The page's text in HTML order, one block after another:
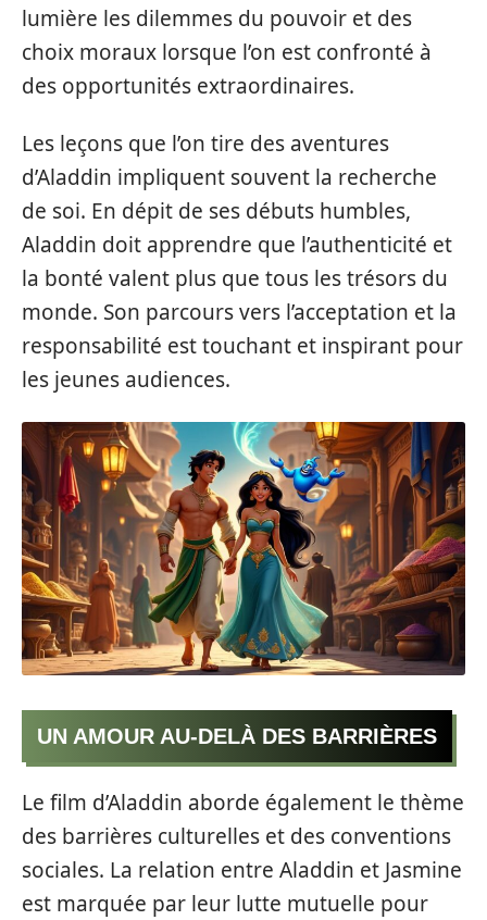
lumière les dilemmes du pouvoir et des
choix moraux lorsque l’on est confronté à
des opportunités extraordinaires.
Les leçons que l’on tire des aventures
d’Aladdin impliquent souvent la recherche
de soi. En dépit de ses débuts humbles,
Aladdin doit apprendre que l’authenticité et
la bonté valent plus que tous les trésors du
monde. Son parcours vers l’acceptation et la
responsabilité est touchant et inspirant pour
les jeunes audiences.
UN AMOUR AU-DELÀ DES BARRIÈRES
Le film d’Aladdin aborde également le thème
des barrières culturelles et des conventions
sociales. La relation entre Aladdin et Jasmine
est marquée par leur lutte mutuelle pour